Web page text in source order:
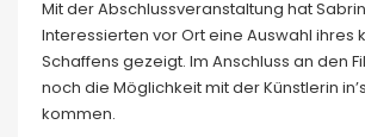
Mit der Abschlussveranstaltung hat
Interessierten vor Ort eine Auswahl ihres
Schaffens gezeigt. Im Anschluss an den
noch die Möglichkeit mit der Künstlerin
kommen.